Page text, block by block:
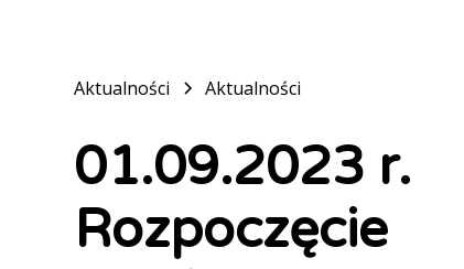
Aktualności Aktualności
01.09.2023 r.
Rozpoczęcie